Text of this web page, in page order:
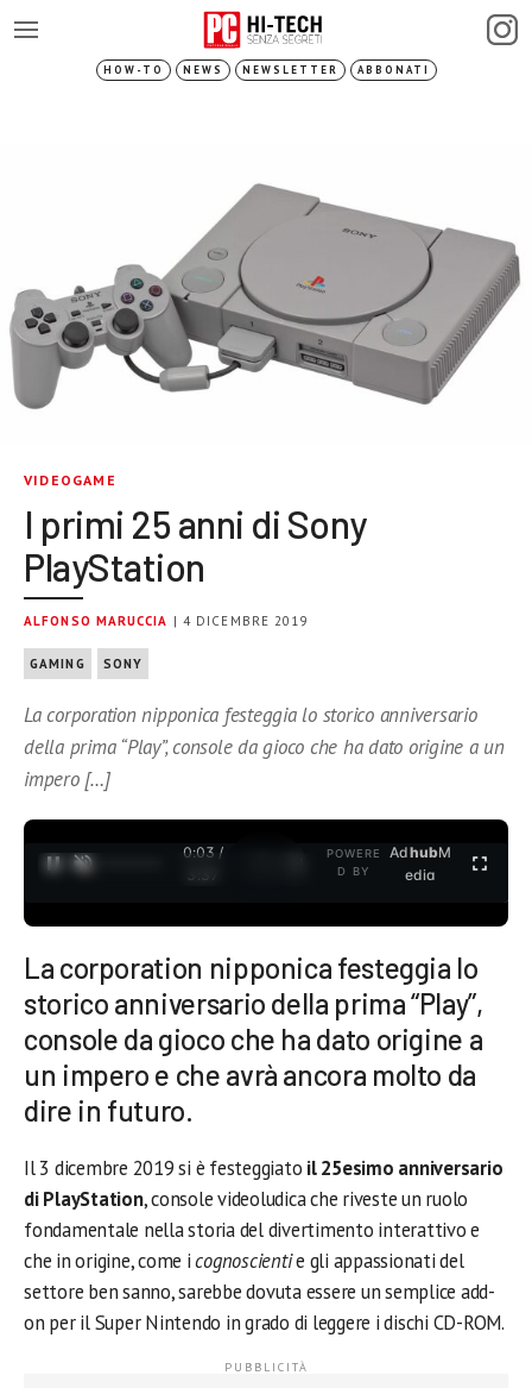
HOW-TO NEWS NEWSLETTER ABBONATI
VIDEOGAME
I primi 25 anni di Sony
PlayStation
ALFONSO MARUCCIA | 4 DICEMBRE 2019
GAMING SONY
La corporation nipponica festeggia lo storico anniversario
della prima “Play”, console da gioco che ha dato origine a un
impero […]
0:04 /
3:37
POWERE
D BY
AdhubM
edia
La corporation nipponica festeggia lo
storico anniversario della prima “Play”,
console da gioco che ha dato origine a
un impero e che avrà ancora molto da
dire in futuro.
Il 3 dicembre 2019 si è festeggiato il 25esimo anniversario
di PlayStation, console videoludica che riveste un ruolo
fondamentale nella storia del divertimento interattivo e
che in origine, come icognoscientie gli appassionati del
settore ben sanno, sarebbe dovuta essere un semplice add-
on per il Super Nintendo in grado di leggere i dischi CD-ROM.